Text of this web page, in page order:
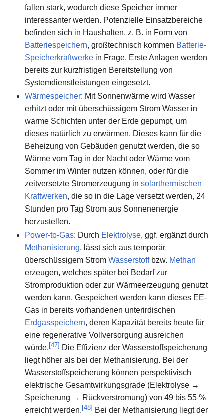
fallen stark, wodurch diese Speicher immer
interessanter werden. Potenzielle Einsatzbereiche
befinden sich in Haushalten, z. B. in Form von
Batteriespeichern, großtechnisch kommen Batterie-
Speicherkraftwerkein Frage. Erste Anlagen werden
bereits zur kurzfristigen Bereitstellung von
Systemdienstleistungen eingesetzt.
Wärmespeicher: Mit Sonnenwärme wird Wasser
erhitzt oder mit überschüssigem Strom Wasser in
warme Schichten unter der Erde gepumpt, um
dieses natürlich zu erwärmen. Dieses kann für die
Beheizung von Gebäuden genutzt werden, die so
Wärme vom Tag in der Nacht oder Wärme vom
Sommer im Winter nutzen können, oder für die
zeitversetzte Stromerzeugung in solarthermischen
Kraftwerken, die so in die Lage versetzt werden, 24
Stunden pro Tag Strom aus Sonnenenergie
herzustellen.
Power-to-Gas: Durch Elektrolyse, ggf. ergänzt durch
Methanisierung, lässt sich aus temporär
überschüssigem Strom Wasserstoffbzw. Methan
erzeugen, welches später bei Bedarf zur
Stromproduktion oder zur Wärmeerzeugung genutzt
werden kann. Gespeichert werden kann dieses EE-
Gas in bereits vorhandenen unterirdischen
Erdgasspeichern, deren Kapazität bereits heute für
eine regenerative Vollversorgung ausreichen
würde.[47] Die Effizienz der Wasserstoffspeicherung
liegt höher als bei der Methanisierung. Bei der
Wasserstoffspeicherung können perspektivisch
elektrische Gesamtwirkungsgrade (Elektrolyse →
Speicherung → Rückverstromung) von 49 bis 55 %
erreicht werden.[48] Bei der Methanisierung liegt der